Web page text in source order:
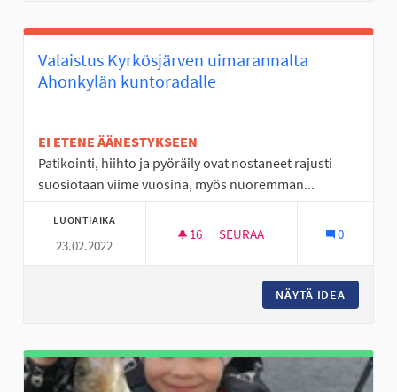
Valaistus Kyrkösjärven uimarannalta
Ahonkylän kuntoradalle
EI ETENE ÄÄNESTYKSEEN
Patikointi, hiihto ja pyöräily ovat nostaneet rajusti
suosiotaan viime vuosina, myös nuoremman...
LUONTIAIKA
23.02.2022
16 16 SEURAAJAA
SEURAA 0
NÄYTÄ IDEA